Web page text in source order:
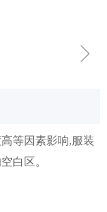
ꁇ
等因素影响,服装
白区。